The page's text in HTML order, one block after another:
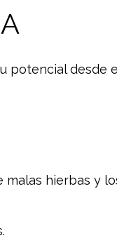
potencial desde
hierbas y